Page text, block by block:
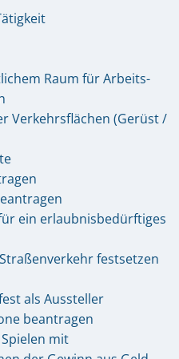
Raum für Arbeits-
Verkehrsflächen (Gerüst /
ein erlaubnisbedürftiges
festsetzen
als Aussteller
beantragen
mit